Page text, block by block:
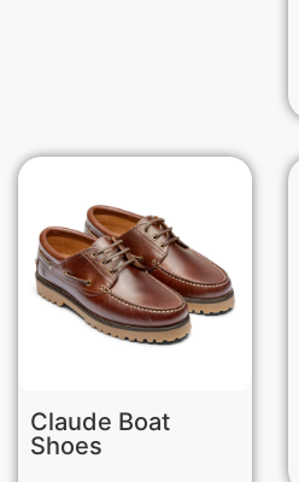
Claude Boat
Shoes